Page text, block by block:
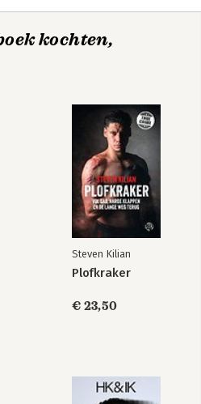
kochten,
Steven Kilian
Plofkraker
€ 23,50